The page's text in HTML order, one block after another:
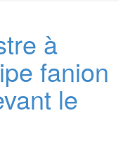
à
fanion
le